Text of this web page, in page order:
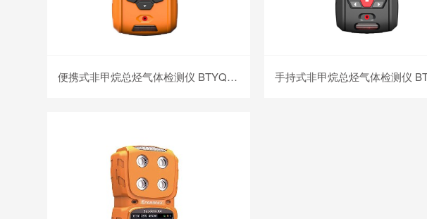
便携式非甲烷总烃气体检测仪 BTYQ-MS600-CxHy